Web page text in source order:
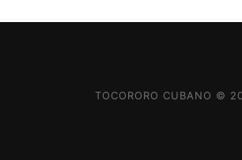
TOCORORO CUBANO ©